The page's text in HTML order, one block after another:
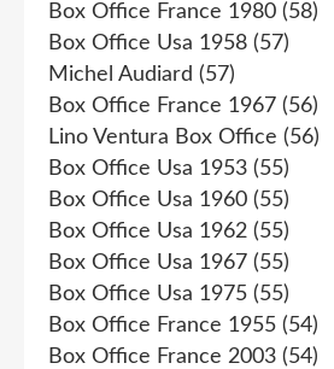
Box Office France 1980 (58)
Box Office Usa 1958 (57)
Michel Audiard (57)
Box Office France 1967 (56)
Lino Ventura Box Office (56)
Box Office Usa 1953 (55)
Box Office Usa 1960 (55)
Box Office Usa 1962 (55)
Box Office Usa 1967 (55)
Box Office Usa 1975 (55)
Box Office France 1955 (54)
Box Office France 2003 (54)